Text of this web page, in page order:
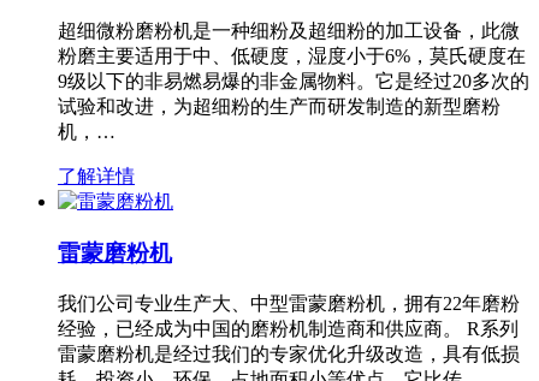
超细微粉磨粉机是一种细粉及超细粉的加工设备，此微
粉磨主要适用于中、低硬度，湿度小于6%，莫氏硬度在
9级以下的非易燃易爆的非金属物料。它是经过20多次的
试验和改进，为超细粉的生产而研发制造的新型磨粉
机，…
了解详情
雷蒙磨粉机
我们公司专业生产大、中型雷蒙磨粉机，拥有22年磨粉
经验，已经成为中国的磨粉机制造商和供应商。 R系列
雷蒙磨粉机是经过我们的专家优化升级改造，具有低损